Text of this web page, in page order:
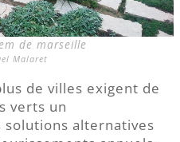
de marseille
Malaret
de villes exigent de
verts un
alternatives